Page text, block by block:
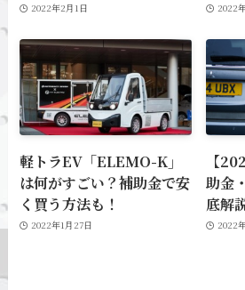
2022年2月1日 2022
軽トラEV「ELEMO-K」
は何がすごい？補助金で安
く買う方法も！
2022年1月27日
【
助金
底解
2022